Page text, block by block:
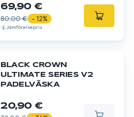
69,90 €
80,00 € - 12%
Jämförelsepris
BLACK CROWN
ULTIMATE SERIES V2
PADELVÄSKA
20,90 €